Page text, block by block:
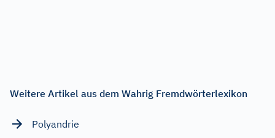
Weitere Artikel aus dem Wahrig Fremdwörterlexikon
Polyandrie